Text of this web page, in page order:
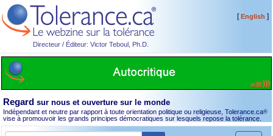
Directeur / Éditeur: Victor Teboul, Ph.D.
[English ]
Regard sur nous et ouverture sur le monde
Indépendant et neutre par rapport à toute orientation politique ou religieuse, Tolerance.ca®
vise à promouvoir les grands principes démocratiques sur lesquels repose la tolérance.